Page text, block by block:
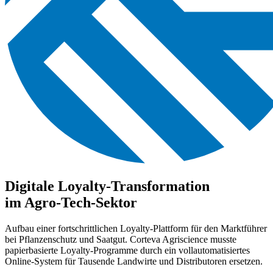
Digitale Loyalty-Transformation
im Agro-Tech-Sektor
Aufbau einer fortschrittlichen Loyalty-Plattform für den Marktführer
bei Pflanzenschutz und Saatgut. Corteva Agriscience musste
papierbasierte Loyalty-Programme durch ein vollautomatisiertes
Online-System für Tausende Landwirte und Distributoren ersetzen.